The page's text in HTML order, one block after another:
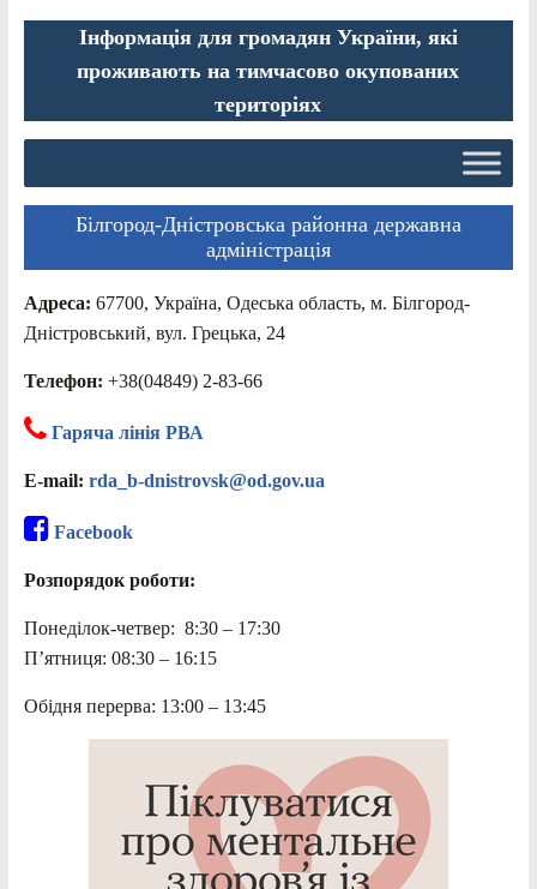
Інформація для громадян України, які
проживають на тимчасово окупованих
територіях
Білгород-Дністровська районна державна
адміністрація
Адреса: 67700, Україна, Одеська область, м. Білгород-
Дністровський, вул. Грецька, 24
Телефон: +38(04849) 2-83-66
Гаряча лінія РВА
E-mail: rda_b-dnistrovsk@od.gov.ua
Facebook
Розпорядок роботи:
Понеділок-четвер: 8:30 – 17:30
П’ятниця: 08:30 – 16:15
Обідня перерва: 13:00 – 13:45